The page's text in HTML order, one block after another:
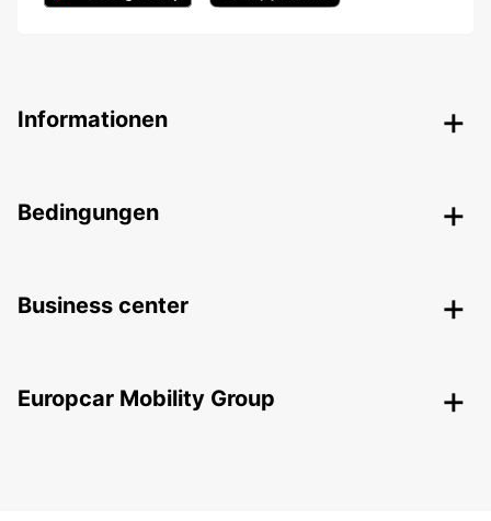
Informationen
Bedingungen
Business center
Europcar Mobility Group